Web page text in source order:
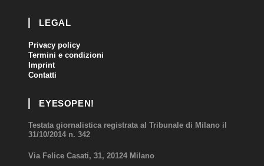
LEGAL
Privacy policy
Termini e condizioni
Imprint
Contatti
EYESOPEN!
Testata giornalistica registrata al Tribunale di Milano il
31/10/2014 n. 342
Via Felice Casati, 31, 20124 Milano